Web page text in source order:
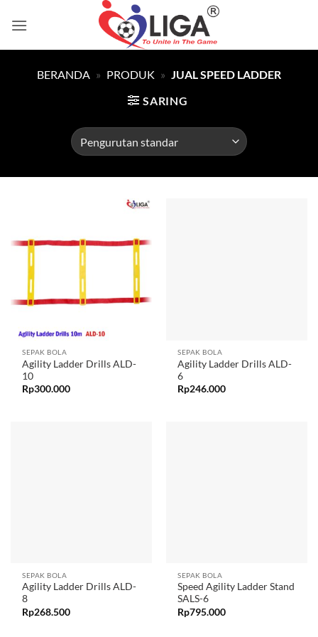
BERANDA » PRODUK » JUAL SPEED LADDER
SARING
SEPAK BOLA
Agility Ladder Drills ALD-
10
Rp300.000
SEPAK BOLA
Agility Ladder Drills ALD-
6
Rp246.000
SEPAK BOLA
Agility Ladder Drills ALD-
8
Rp268.500
SEPAK BOLA
Speed Agility Ladder Stand
SALS-6
Rp795.000